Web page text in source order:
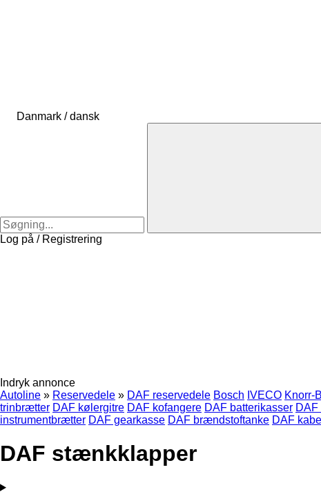
Danmark / dansk
Log på / Registrering
Indryk annonce
Autoline » Reservedele » DAF reservedele Bosch IVECO Knorr-
trinbrætter DAF kølergitre DAF kofangere DAF batterikasser DAF
instrumentbrætter DAF gearkasse DAF brændstoftanke DAF
DAF stænkklapper